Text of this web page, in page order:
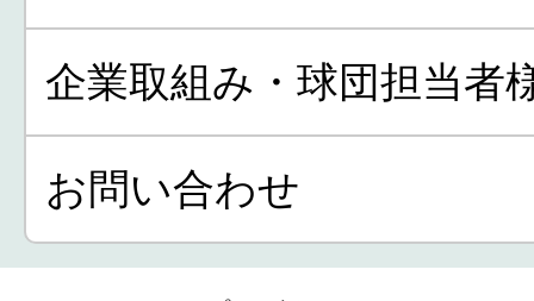
企業取組み・球団担当者
お問い合わせ